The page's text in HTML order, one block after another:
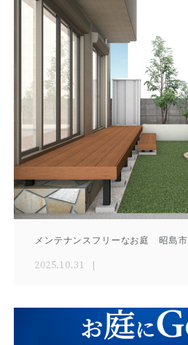
メンテナンスフリーなお庭 昭島市
2025.10.31